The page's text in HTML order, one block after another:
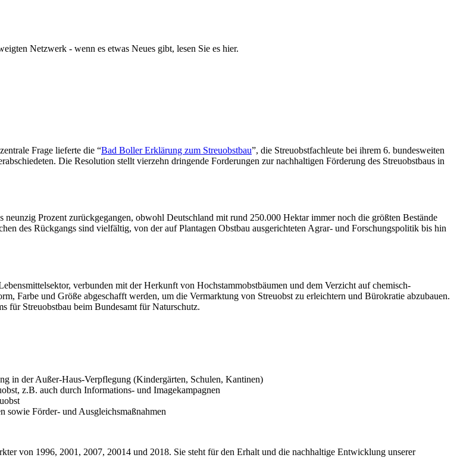
Netzwerk - wenn es etwas Neues gibt, lesen Sie es hier.
Frage lieferte die “Bad Boller Erklärung zum Streuobstbau”, die Streuobstfachleute bei ihrem 6. bundesweiten
Die Resolution stellt vierzehn dringende Forderungen zur nachhaltigen Förderung des Streuobstbaus in
Prozent zurückgegangen, obwohl Deutschland mit rund 250.000 Hektar immer noch die größten Bestände
des Rückgangs sind vielfältig, von der auf Plantagen Obstbau ausgerichteten Agrar- und Forschungspolitik bis hin
verbunden mit der Herkunft von Hochstammobstbäumen und dem Verzicht auf chemisch-
Farbe und Größe abgeschafft werden, um die Vermarktung von Streuobst zu erleichtern und Bürokratie abzubauen.
für Streuobstbau beim Bundesamt für Naturschutz.
in der Außer-Haus-Verpflegung (Kindergärten, Schulen, Kantinen)
z.B. auch durch Informations- und Imagekampagnen
sowie Förder- und Ausgleichsmaßnahmen
von 1996, 2001, 2007, 20014 und 2018. Sie steht für den Erhalt und die nachhaltige Entwicklung unserer